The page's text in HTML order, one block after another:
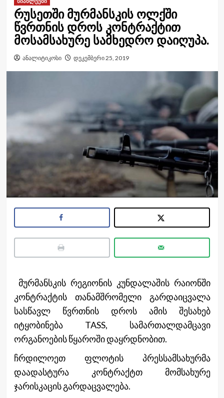
რუსეთში მურმანსკის ოლქში
წვრთნის დროს კონტრაქტით
მოსამსახურე სამხედრო დაიღუპა.
ანალიტიკოსი დეკემბერი 25, 2019
მურმანსკის რეგიონის კუნდალაშის რაიონში
კონტრაქტის თანამშრომელი გარდაიცვალა
სასწავლ წვრთნის დროს ამის შესახებ
იტყობინება TASS, სამართალდამცავი
ორგანოების წყაროში დაყრდნობით.
ჩრდილოეთ ფლოტის პრესსამსახურმა
დაადასტურა კონტრაქტთ მომსახურე
ჯარისკაცის გარდაცვალება.